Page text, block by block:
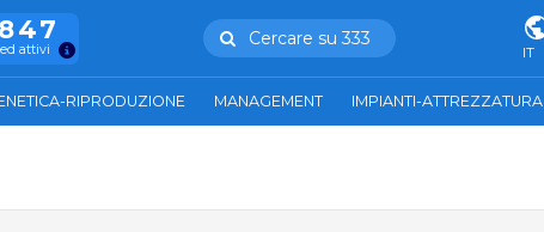
attivi
Cercare su 333
IT
RIPRODUZIONE MANAGEMENT IMPIANTI-ATTREZZATURA